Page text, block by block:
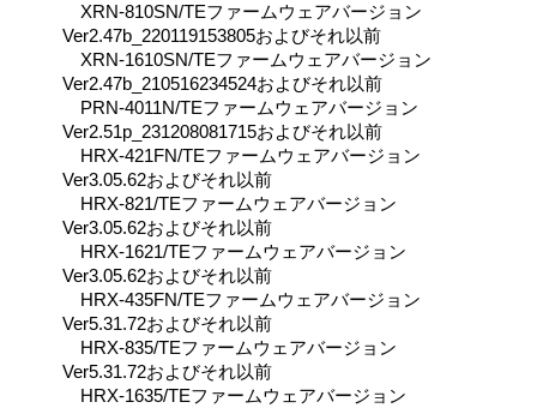
XRN-810SN/TEファームウェアバージョン
Ver2.47b_220119153805およびそれ以前
XRN-1610SN/TEファームウェアバージョン
Ver2.47b_210516234524およびそれ以前
PRN-4011N/TEファームウェアバージョン
Ver2.51p_231208081715およびそれ以前
HRX-421FN/TEファームウェアバージョン
Ver3.05.62およびそれ以前
HRX-821/TEファームウェアバージョン
Ver3.05.62およびそれ以前
HRX-1621/TEファームウェアバージョン
Ver3.05.62およびそれ以前
HRX-435FN/TEファームウェアバージョン
Ver5.31.72およびそれ以前
HRX-835/TEファームウェアバージョン
Ver5.31.72およびそれ以前
HRX-1635/TEファームウェアバージョン